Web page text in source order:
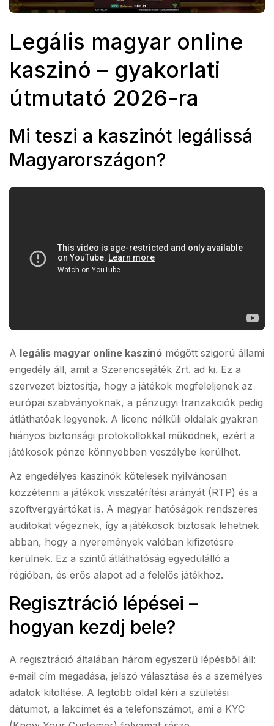
Legális magyar online
kaszinó – gyakorlati
útmutató 2026-ra
Mi teszi a kaszinót legálissá
Magyarországon?
A legális magyar online kaszinó mögött szigorú állami
engedély áll, amit a Szerencsejáték Zrt. ad ki. Ez a
szervezet biztosítja, hogy a játékok megfeleljenek az
európai szabványoknak, a pénzügyi tranzakciók pedig
átláthatóak legyenek. A licenc nélküli oldalak gyakran
hiányos biztonsági protokollokkal működnek, ezért a
játékosok pénze könnyebben veszélybe kerülhet.
Az engedélyes kaszinók kötelesek nyilvánosan
közzétenni a játékok visszatérítési arányát (RTP) és a
szoftvergyártókat is. A magyar hatóságok rendszeres
auditokat végeznek, így a játékosok biztosak lehetnek
abban, hogy a nyeremények valóban kifizetésre
kerülnek. Ez a szintű átláthatóság egyedülálló a
régióban, és erős alapot ad a felelős játékhoz.
Regisztráció lépései –
hogyan kezdj bele?
A regisztráció általában három egyszerű lépésből áll:
e‑mail cím megadása, jelszó választása és a személyes
adatok kitöltése. A legtöbb oldal kéri a születési
dátumot, a lakcímet és a telefonszámot, ami a KYC